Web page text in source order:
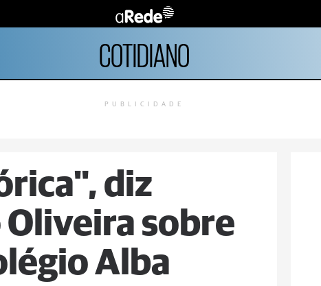
COTIDIANO
PUBLICIDADE
diz
sobre
Alba